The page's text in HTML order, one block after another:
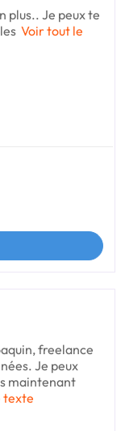
plus.. Je peux te
Voir tout le
freelance
Je peux
maintenant
texte